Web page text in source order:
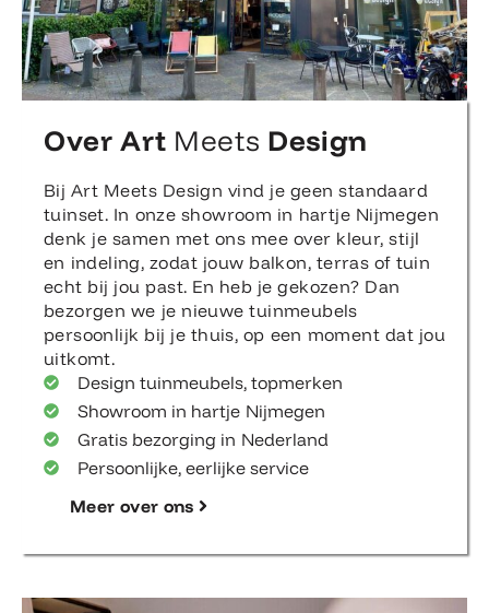
Over Art Meets Design
Bij Art Meets Design vind je geen standaard
tuinset. In onze showroom in hartje Nijmegen
denk je samen met ons mee over kleur, stijl
en indeling, zodat jouw balkon, terras of tuin
echt bij jou past. En heb je gekozen? Dan
bezorgen we je nieuwe tuinmeubels
persoonlijk bij je thuis, op een moment dat jou
uitkomt.
Design tuinmeubels, topmerken
Showroom in hartje Nijmegen
Gratis bezorging in Nederland
Persoonlijke, eerlijke service
Meer over ons